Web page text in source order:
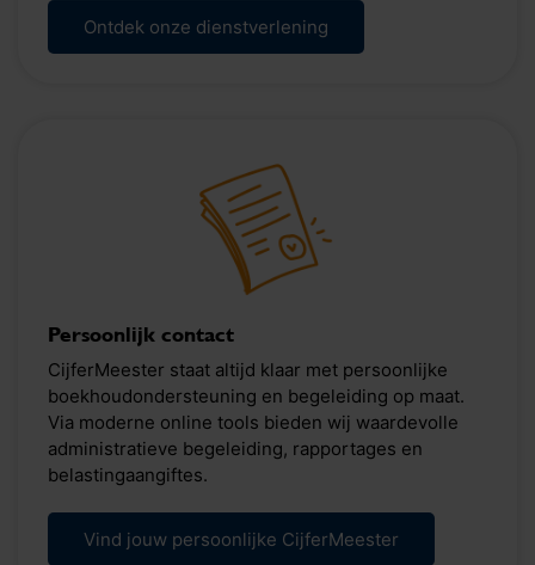
Ontdek onze dienstverlening
Persoonlijk contact
CijferMeester staat altijd klaar met persoonlijke
boekhoudondersteuning en begeleiding op maat.
Via moderne online tools bieden wij waardevolle
administratieve begeleiding, rapportages en
belastingaangiftes.
Vind jouw persoonlijke CijferMeester